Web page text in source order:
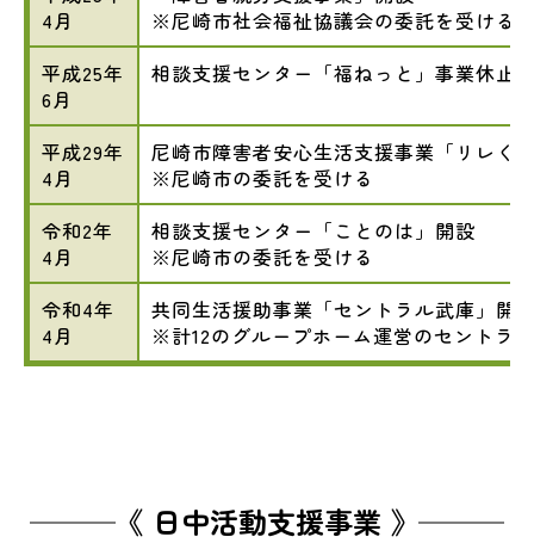
4月
※尼崎市社会福祉協議会の委託を受ける
平成25年
6月
相談支援センター「福ねっと」事業休止
平成29年
4月
尼崎市障害者安心生活支援事業「リレく
※尼崎市の委託を受ける
令和2年
4月
相談支援センター「ことのは」開設
※尼崎市の委託を受ける
令和4年
4月
共同生活援助事業「セントラル武庫」開
※計12のグループホーム運営のセントラ
《 日中活動支援事業 》